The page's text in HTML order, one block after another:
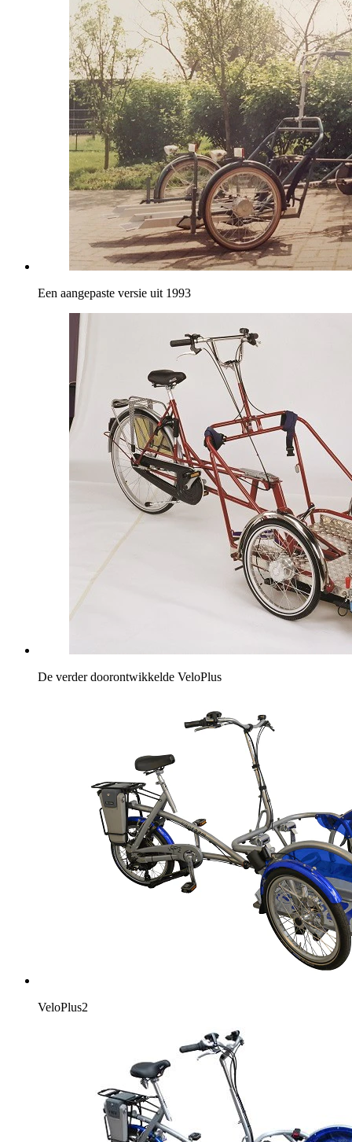
Een aangepaste versie uit 1993
De verder doorontwikkelde VeloPlus
VeloPlus2